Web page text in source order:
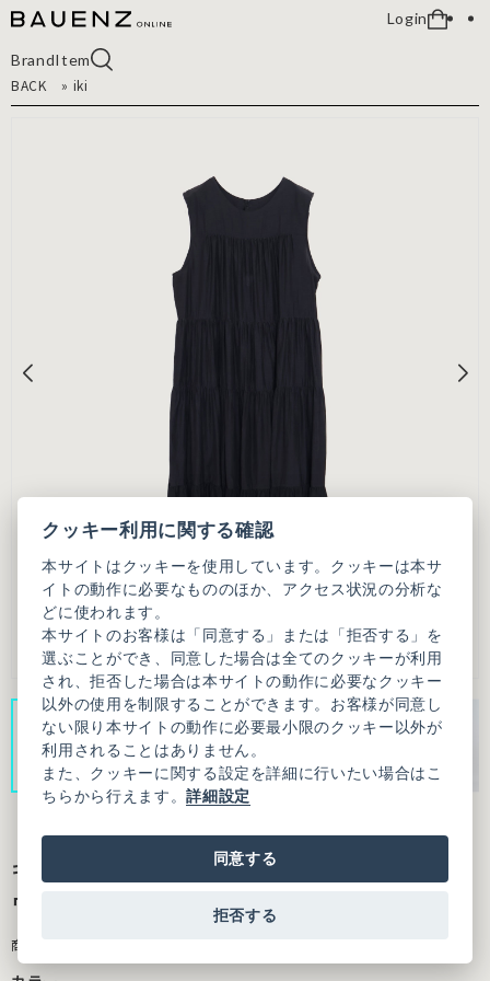
Login
BrandItem
BACK
» iki
キュプラコットンローンナチュラルトリプル
ワッシャー ティアード ワンピース
商品番号：3101OP009261F20
クッキー利用に関する確認
本サイトはクッキーを使用しています。クッキーは本サ
イトの動作に必要なもののほか、アクセス状況の分析な
どに使われます。
本サイトのお客様は「同意する」または「拒否する」を
選ぶことができ、同意した場合は全てのクッキーが利用
され、拒否した場合は本サイトの動作に必要なクッキー
以外の使用を制限することができます。お客様が同意し
ない限り本サイトの動作に必要最小限のクッキー以外が
利用されることはありません。
また、クッキーに関する設定を詳細に行いたい場合はこ
ちらから行えます。詳細設定
同意する
拒否する